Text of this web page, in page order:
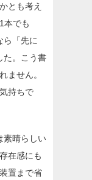
とも考え
本でも
ら「先に
た。こう書
ません。
持ちで
素晴らしい
在感にも
置まで省